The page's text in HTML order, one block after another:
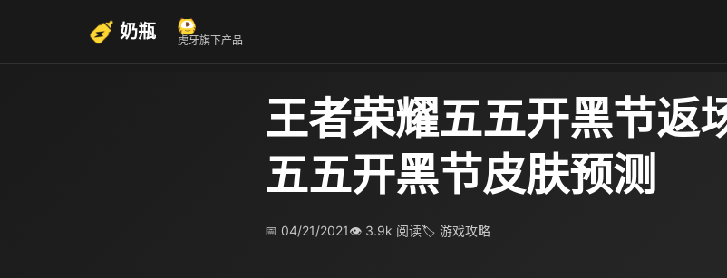
奶瓶 虎牙旗下产品
王者荣耀五五开黑节返
五五开黑节皮肤预测
📅 04/21/2021👁 3.9k 阅读🏷 游戏攻略